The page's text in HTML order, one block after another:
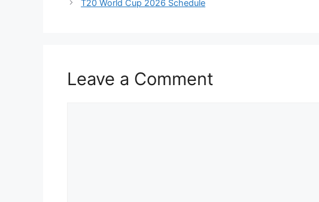
T20 World Cup 2026 Schedule
Leave a Comment